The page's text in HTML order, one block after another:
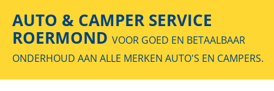
AUTO & CAMPER SERVICE
ROERMOND VOOR GOED EN BETAALBAAR
ONDERHOUD AAN ALLE MERKEN AUTO'S EN CAMPERS.